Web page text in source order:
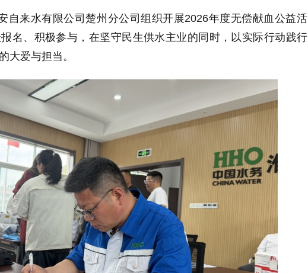
自来水有限公司楚州分公司组织开展2026年度无偿献血公益活
名、积极参与，在坚守民生供水主业的同时，以实际行动践行
大爱与担当。